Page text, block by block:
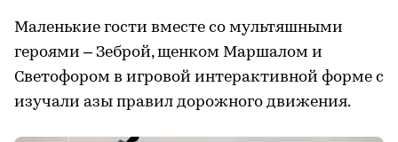
Маленькие гости вместе со мультяшными
героями – Зеброй, щенком Маршалом и
Светофором в игровой интерактивной форме с
изучали азы правил дорожного движения.